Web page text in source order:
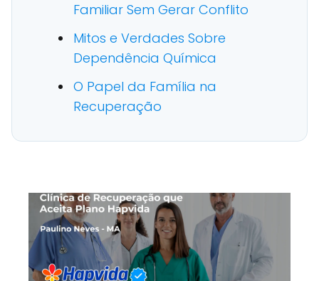
Familiar Sem Gerar Conflito
Mitos e Verdades Sobre
Dependência Química
O Papel da Família na
Recuperação